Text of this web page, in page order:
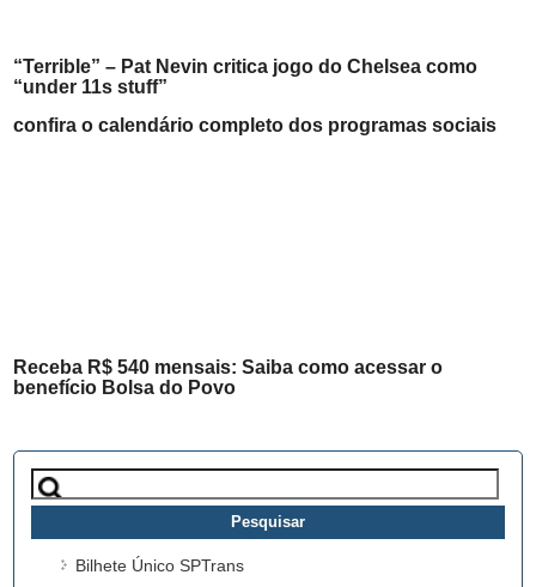
“Terrible” – Pat Nevin critica jogo do Chelsea como
“under 11s stuff”
confira o calendário completo dos programas sociais
Receba R$ 540 mensais: Saiba como acessar o
benefício Bolsa do Povo
Pesquisar
por:
Bilhete Único SPTrans